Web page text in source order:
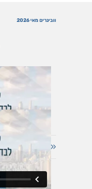
וובינרים מאי 2026
« הקודם